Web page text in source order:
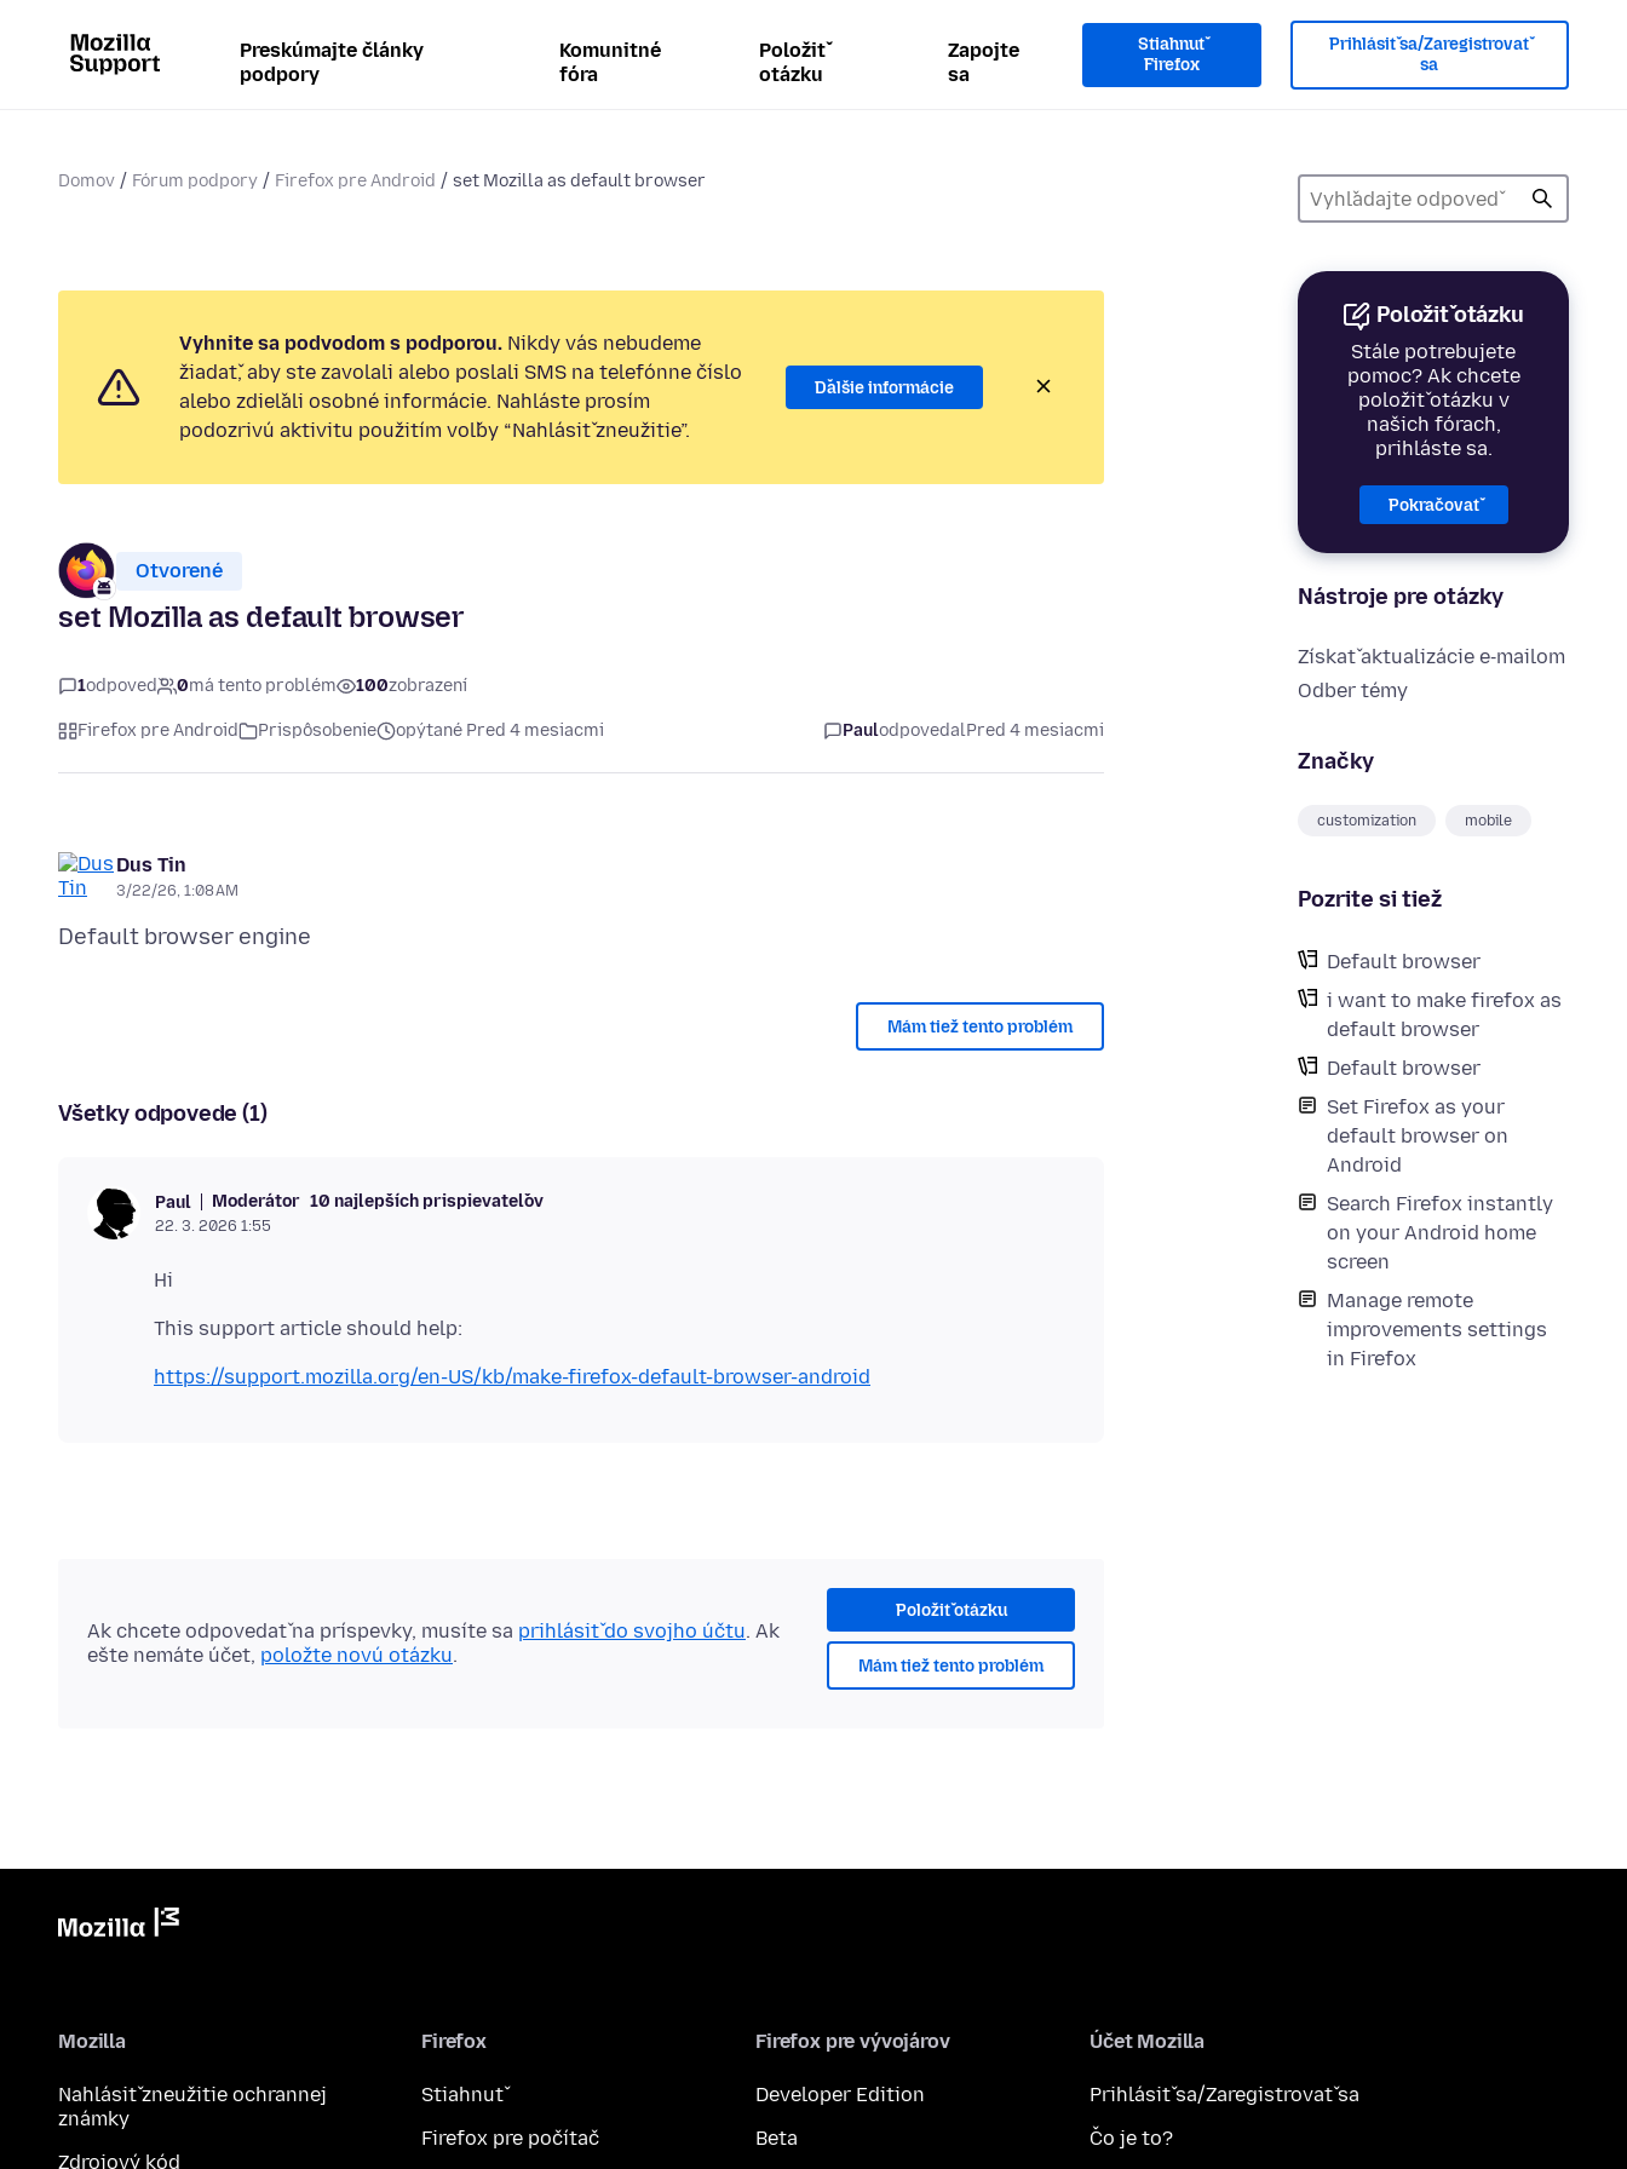
Preskúmajte články
podpory
Komunitné
fóra
Položiť
otázku
Zapojte
sa
Stiahnuť
Firefox
Prihlásiť sa/Zaregistrovať
sa
Domov Fórum podpory Firefox pre Android set Mozilla as default browser
Položiť otázku
Stále potrebujete
pomoc? Ak chcete
položiť otázku v
našich fórach,
prihláste sa.
Pokračovať
Nástroje pre otázky
Získať aktualizácie e‑mailom
Odber témy
Značky
customization mobile
Pozrite si tiež
Default browser
i want to make firefox as
default browser
Default browser
Set Firefox as your
default browser on
Android
Search Firefox instantly
on your Android home
screen
Manage remote
improvements settings
in Firefox
Vyhnite sa podvodom s podporou. Nikdy vás nebudeme
žiadať, aby ste zavolali alebo poslali SMS na telefónne číslo
alebo zdieľali osobné informácie. Nahláste prosím
podozrivú aktivitu použitím voľby “Nahlásiť zneužitie”.
Ďalšie informácie
Otvorené
set Mozilla as default browser
1odpoveď 0má tento problém 100zobrazení
Firefox pre Android Prispôsobenie opýtané Pred 4 mesiacmi PaulodpovedalPred 4 mesiacmi
Dus Tin
3/22/26, 1:08 AM
Mám tiež tento problém
Všetky odpovede (1)
Paul Moderátor 10 najlepších prispievateľov
22. 3. 2026 1:55
https://support.mozilla.org/en-US/kb/make-firefox-default-browser-android
Položiť otázku
Mám tiež tento problém
Ak chcete odpovedať na príspevky, musíte sa prihlásiť do svojho účtu. Ak
ešte nemáte účet, položte novú otázku.
Mozilla
Nahlásiť zneužitie ochrannej
známky
Zdrojový kód
Firefox
Stiahnuť
Firefox pre počítač
Firefox pre vývojárov
Developer Edition
Beta
Účet Mozilla
Prihlásiť sa/Zaregistrovať sa
Čo je to?